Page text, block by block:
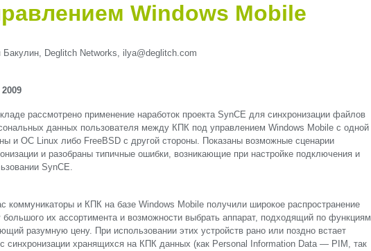
Windows Mobile
Бакулин, Deglitch Networks, ilya@deglitch.com
2009
рассмотрено применение наработок проекта SynCE для синхронизации файлов
данных пользователя между КПК под управлением Windows Mobile с одной
и ОС Linux либо FreeBSD с другой стороны. Показаны возможные сценарии
и разобраны типичные ошибки, возникающие при настройке подключения и
SynCE.
коммуникаторы и КПК на базе Windows Mobile получили широкое распространение
большого их ассортимента и возможности выбрать аппарат, подходящий по функциям
разумную цену. При использовании этих устройств рано или поздно встает
синхронизации хранящихся на КПК данных (как Personal Information Data — PIM , так